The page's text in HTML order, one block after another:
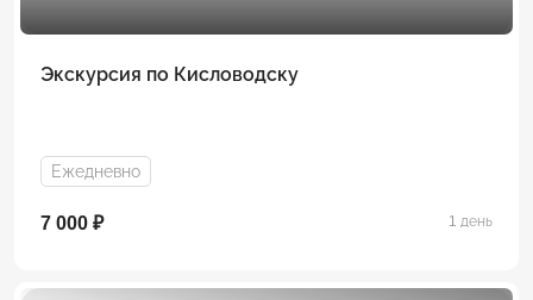
Экскурсия по Кисловодску
Ежедневно
7 000 ₽ 1 день